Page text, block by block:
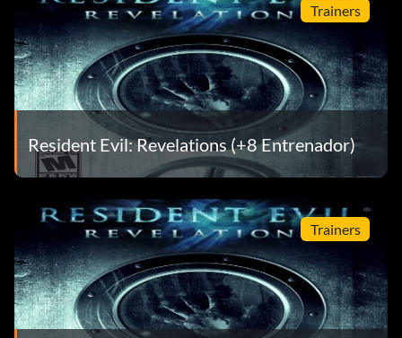
Trainers
Resident Evil: Revelations (+8 Entrenador)
Trainers